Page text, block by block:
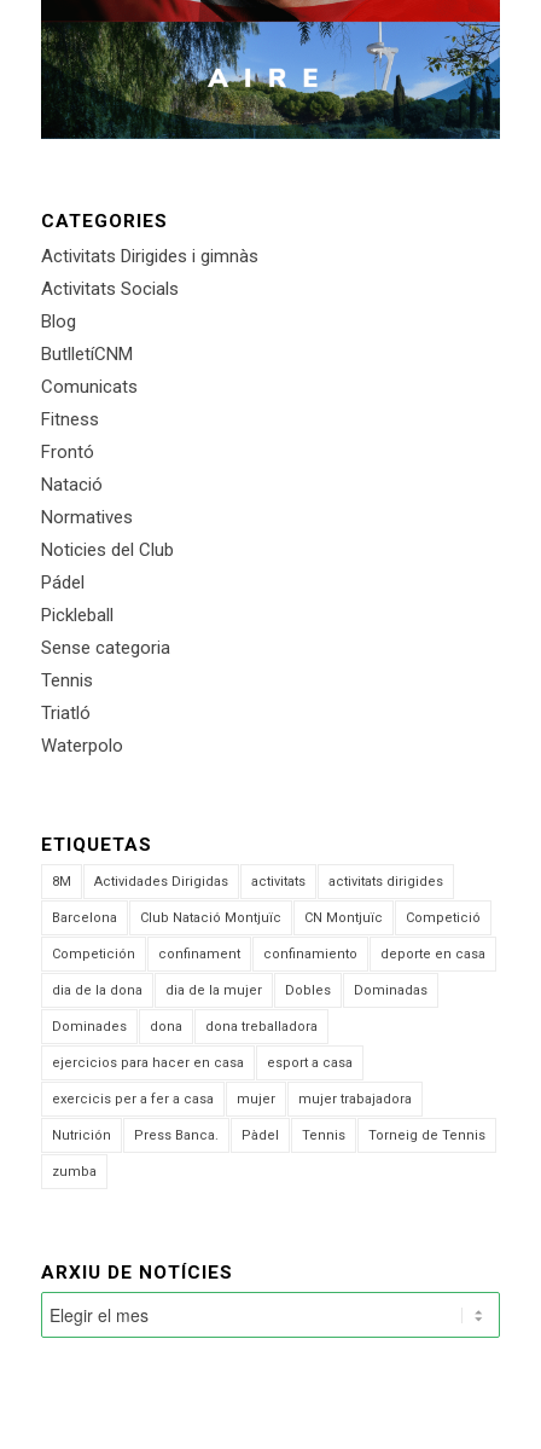
CATEGORIES
Activitats Dirigides i gimnàs
Activitats Socials
Blog
ButlletíCNM
Comunicats
Fitness
Frontó
Natació
Normatives
Noticies del Club
Pádel
Pickleball
Sense categoria
Tennis
Triatló
Waterpolo
ETIQUETAS
8M Actividades Dirigidas activitats activitats dirigides
Barcelona Club Natació Montjuïc CN Montjuïc Competició
Competición confinament confinamiento deporte en casa
dia de la dona dia de la mujer Dobles Dominadas
Dominades dona dona treballadora
ejercicios para hacer en casa esport a casa
exercicis per a fer a casa mujer mujer trabajadora
Nutrición Press Banca. Pàdel Tennis Torneig de Tennis
zumba
ARXIU DE NOTÍCIES